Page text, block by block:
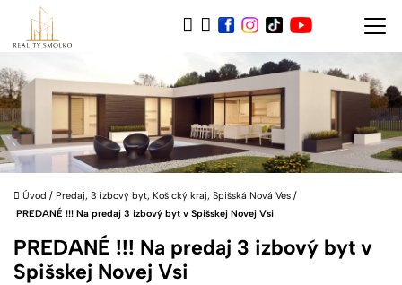
Úvod / Predaj, 3 izbový byt, Košický kraj, Spišská Nová Ves /
PREDANÉ !!! Na predaj 3 izbový byt v Spišskej Novej Vsi
PREDANÉ !!! Na predaj 3 izbový byt v
Spišskej Novej Vsi